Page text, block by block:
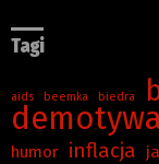
Tagi
aids beemka biedra
humor inflacja